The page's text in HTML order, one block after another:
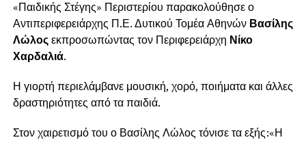
βήματα για τη δημιουργία ενός πιο σύγχρονου και
αποτελεσματικού συστήματος υγείας.
Κλείνοντας την ομιλία του, ο Μπάμπης Καραθάνος
αυτοπεποίθησή της και έχει σημειώσει σημαντική πρόοδο
σε πολλούς τομείς, χωρίς όμως να παραβλέπονται οι
«Παιδικής Στέγης» Περιστερίου παρακολούθησε ο
Αντιπεριφερειάρχης Π.Ε. Δυτικού Τομέα Αθηνών Βασίλης
Λώλοςεκπροσωπώντας τον Περιφερειάρχη Νίκο
Χαρδαλιά.
Η γιορτή περιελάμβανε μουσική, χορό, ποιήματα και άλλες
δραστηριότητες από τα παιδιά.
Στον χαιρετισμό του ο Βασίλης Λώλος τόνισε τα εξής:«Η